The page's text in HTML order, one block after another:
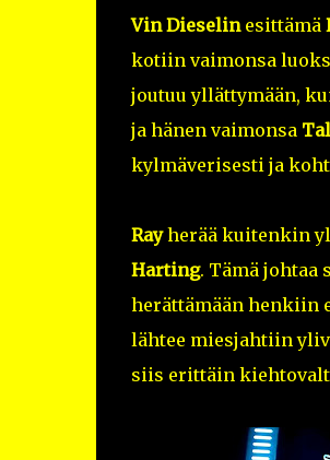
Vin Dieselinesittämä
kotiin vaimonsa
joutuu yllättymään,
ja hänen vaimonsa
kylmäverisesti ja
Rayherää kuitenkin
Harting. Tämä johtaa
herättämään henkiin
lähtee miesjahtiin
siis erittäin